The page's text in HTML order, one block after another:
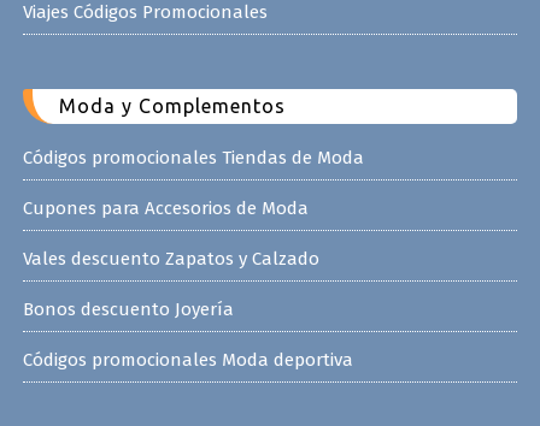
Viajes Códigos Promocionales
Moda y Complementos
Códigos promocionales Tiendas de Moda
Cupones para Accesorios de Moda
Vales descuento Zapatos y Calzado
Bonos descuento Joyería
Códigos promocionales Moda deportiva